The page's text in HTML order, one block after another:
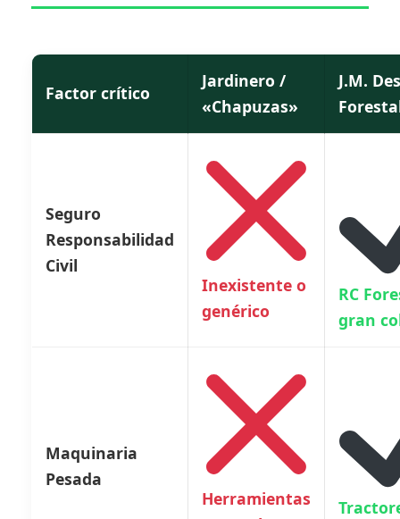
Factor crítico
Jardinero /
«Chapuzas»
J.M.
Seguro
Responsabilidad
Civil
Inexistente o
genérico
RC
gran
Maquinaria
Pesada
Herramientas